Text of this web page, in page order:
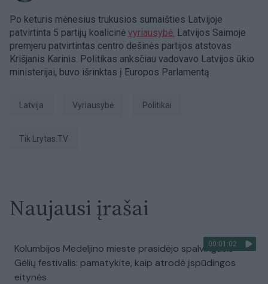
Po keturis mėnesius trukusios sumaišties Latvijoje
patvirtinta 5 partijų koalicinė vyriausybė. Latvijos Saimoje
premjeru patvirtintas centro dešinės partijos atstovas
Krišjanis Karinis. Politikas anksčiau vadovavo Latvijos ūkio
ministerijai, buvo išrinktas į Europos Parlamentą.
Latvija Vyriausybė Politikai
tik Lrytas.TV
Naujausi įrašai
00:01:02
Kolumbijos Medeljino mieste prasidėjo spalvingasis
Gėlių festivalis: pamatykite, kaip atrodė įspūdingos
eitynės